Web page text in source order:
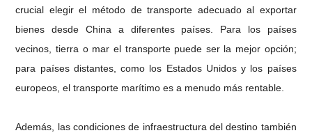
crucial elegir el método de transporte adecuado al exportar
bienes desde China a diferentes países. Para los países
vecinos, tierra o mar el transporte puede ser la mejor opción;
para países distantes, como los Estados Unidos y los países
europeos, el transporte marítimo es a menudo más rentable.
Además, las condiciones de infraestructura del destino también